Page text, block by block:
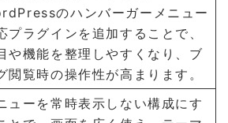
のハンバーガーメニュー
プラグインを追加することで、
や機能を整理しやすくなり、ブ
閲覧時の操作性が高まります。
ューを常時表示しない構成にす